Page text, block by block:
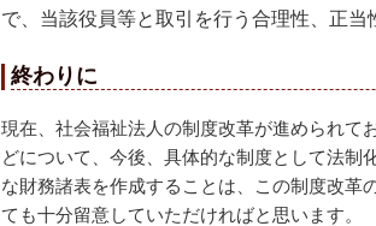
で、当該役員等と取引を行う合理性、正当
終わりに
現在、社会福祉法人の制度改革が進められて
どについて、今後、具体的な制度として法制
な財務諸表を作成することは、この制度改革
ても十分留意していただければと思います。